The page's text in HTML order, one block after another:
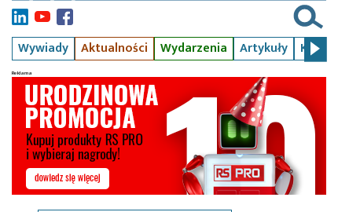
Wywiady Aktualności Wydarzenia Artykuły Kursy